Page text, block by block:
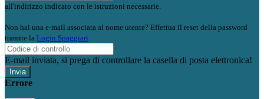
all'indirizzo indicato con le istruzioni necessarie.
Non hai una e-mail associata al nome utente? Effettua il reset della password
tramite la Login Spaggiari
E-mail inviata, si prega di controllare la casella di posta elettronica!
Errore